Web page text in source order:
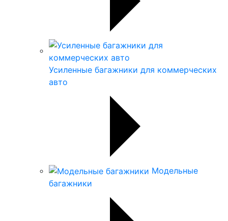
Усиленные багажники для коммерческих
авто
Модельные
багажники